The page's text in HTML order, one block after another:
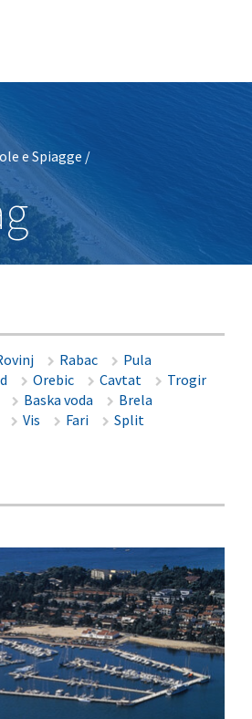
e Spiagge /
Rabac
Pula
Orebic Cavtat
Trogir
Baska voda
Brela
Vis Fari Split